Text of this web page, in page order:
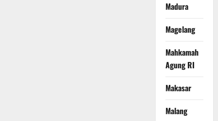
Madura
Magelang
Mahkamah
Agung RI
Makasar
Malang